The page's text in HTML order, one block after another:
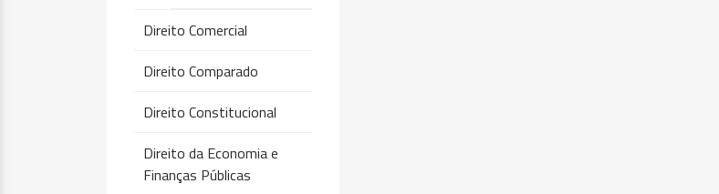
Direito Comercial
Direito Comparado
Direito Constitucional
Direito da Economia e
Finanças Públicas